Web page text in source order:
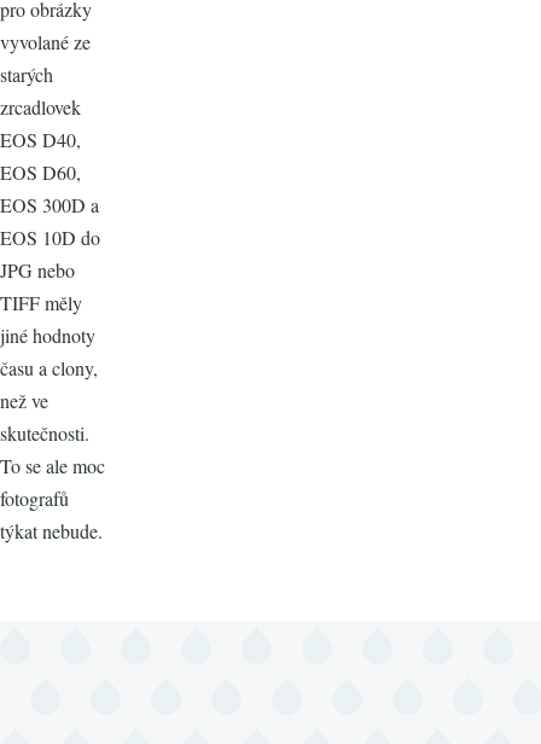
pro obrázky
vyvolané ze
starých
zrcadlovek
EOS D40,
EOS D60,
EOS 300D a
EOS 10D do
JPG nebo
TIFF měly
jiné hodnoty
času a clony,
než ve
skutečnosti.
To se ale moc
fotografů
týkat nebude.